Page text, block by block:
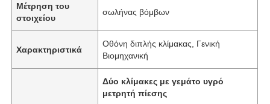
Μέτρηση του
στοιχείου
σωλήνας βόμβων
Χαρακτηριστικά
Οθόνη διπλής κλίμακας, Γενική
Βιομηχανική
Δύο κλίμακες με γεμάτο υγρό
μετρητή πίεσης